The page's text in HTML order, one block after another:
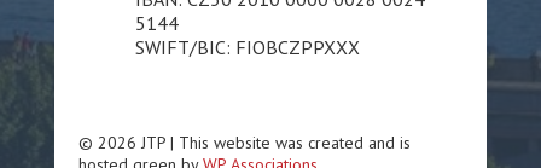
5144
SWIFT/BIC: FIOBCZPPXXX
© 2026 JTP | This website was created and is